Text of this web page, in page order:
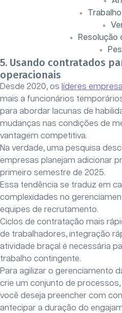
Resolução
5. Usando contratados
operacionais
Desde 2020, os líderes
mais a funcionários
para abordar lacunas de
mudanças nas condições de
vantagem competitiva.
Na verdade, uma pesquisa
empresas planejam adicionar
primeiro semestre de 2025.
Essa tendência se traduz em
complexidades no
equipes de recrutamento.
Ciclos de contratação mais
de trabalhadores, integração
atividade braçal é necessária
trabalho contingente.
Para agilizar o gerenciamento
crie um conjunto de
você deseja preencher com
antecipar a duração do